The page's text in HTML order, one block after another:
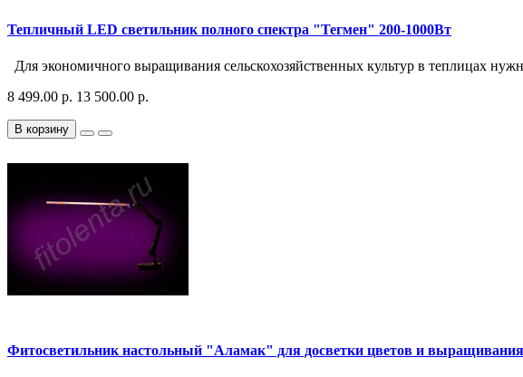
Тепличный LED светильник полного спектра "Тегмен" 200-1000Вт
Для экономичного выращивания сельскохозяйственных культур в теплицах
8 499.00 р. 13 500.00 р.
В корзину
Фитосветильник настольный "Аламак" для досветки цветов и